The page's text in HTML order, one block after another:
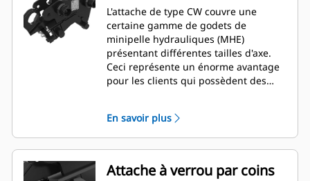
L'attache de type CW couvre une
certaine gamme de godets de
minipelle hydrauliques (MHE)
présentant différentes tailles d'axe.
Ceci représente un énorme avantage
pour les clients qui possèdent des
d'une souplesse d'utilisation de godet
entre plusieurs machines.
En savoir plus
Attache à verrou par coins